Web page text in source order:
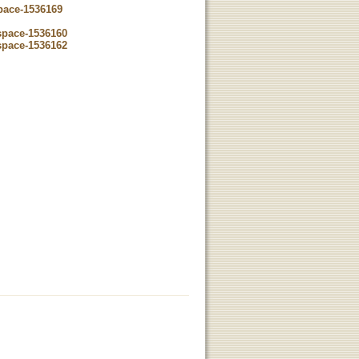
1536169
1536160
1536162